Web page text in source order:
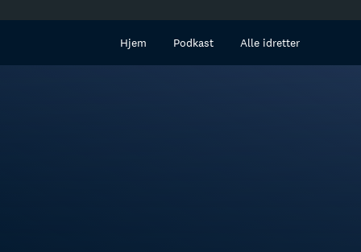
innhold
Hjem Podkast Alle idretter